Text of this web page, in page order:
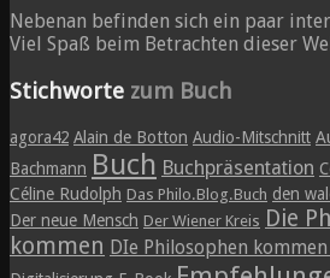
Nebenan befinden sich ein paar
Viel Spaß beim Betrachten dieser
Stichworte zum Buch
agora42 Alain de Botton Audio-Mitschnitt
Bachmann Buch Buchpräsentation
Céline Rudolph Das Philo.Blog.Buch den
Der neue Mensch Der Wiener Kreis Die
kommen DIe Philosophen